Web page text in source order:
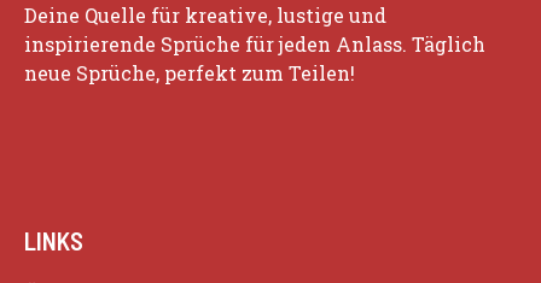
Deine Quelle für kreative, lustige und
inspirierende Sprüche für jeden Anlass. Täglich
neue Sprüche, perfekt zum Teilen!
LINKS